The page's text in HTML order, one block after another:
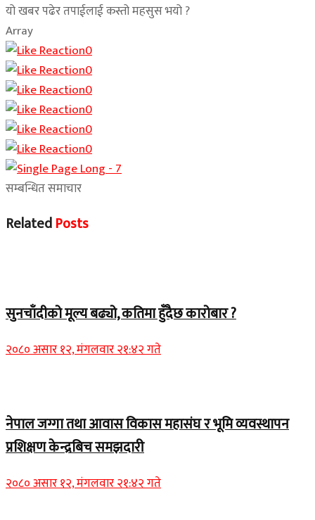
यो खबर पढेर तपाईलाई कस्तो महसुस भयो ?
Array
0
0
0
0
0
0
सम्बन्धित समाचार
RelatedPosts
सुनचाँदीको मूल्य बढ्यो, कतिमा हुँदैछ कारोबार ?
२०८० असार १२, मंगलवार २१:४२ गते
नेपाल जग्गा तथा आवास विकास महासंघ र भूमि व्यवस्थापन
प्रशिक्षण केन्द्रबिच समझदारी
२०८० असार १२, मंगलवार २१:४२ गते